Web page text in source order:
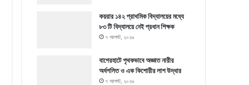
কয়রার ১৪২ প্রাথমিক বিদ্যালয়ের মধ্যে
৮৩ টি বিদ্যালয়ে নেই প্রধান শিক্ষক
৭ আগস্ট, ২০২৬
বাগেরহাটে পৃথকভাবে অজ্ঞাত নারীর
অর্ধগলিত ও এক কিশোরীর লাশ উদ্ধার
৭ আগস্ট, ২০২৬